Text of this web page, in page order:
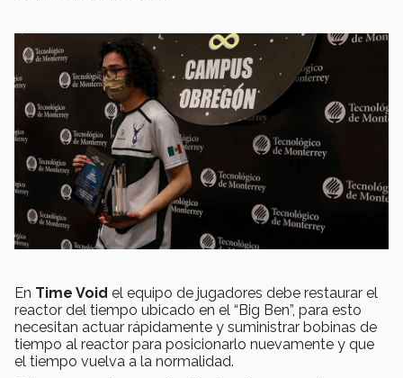
En Time Void el equipo de jugadores debe restaurar el
reactor del tiempo ubicado en el “Big Ben”, para esto
necesitan actuar rápidamente y suministrar bobinas de
tiempo al reactor para posicionarlo nuevamente y que
el tiempo vuelva a la normalidad.